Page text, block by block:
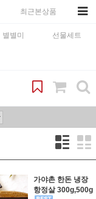
최근본상품
별별미 선물세트
가야촌 한돈 냉장
항정살 300g,500g